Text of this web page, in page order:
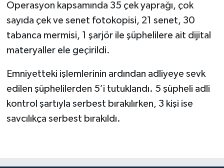
Operasyon kapsamında 35 çek yaprağı, çok
sayıda çek ve senet fotokopisi, 21 senet, 30
tabanca mermisi, 1 şarjör ile şüphelilere ait dijital
materyaller ele geçirildi.
Emniyetteki işlemlerinin ardından adliyeye sevk
edilen şüphelilerden 5’i tutuklandı. 5 şüpheli adli
kontrol şartıyla serbest bırakılırken, 3 kişi ise
savcılıkça serbest bırakıldı.